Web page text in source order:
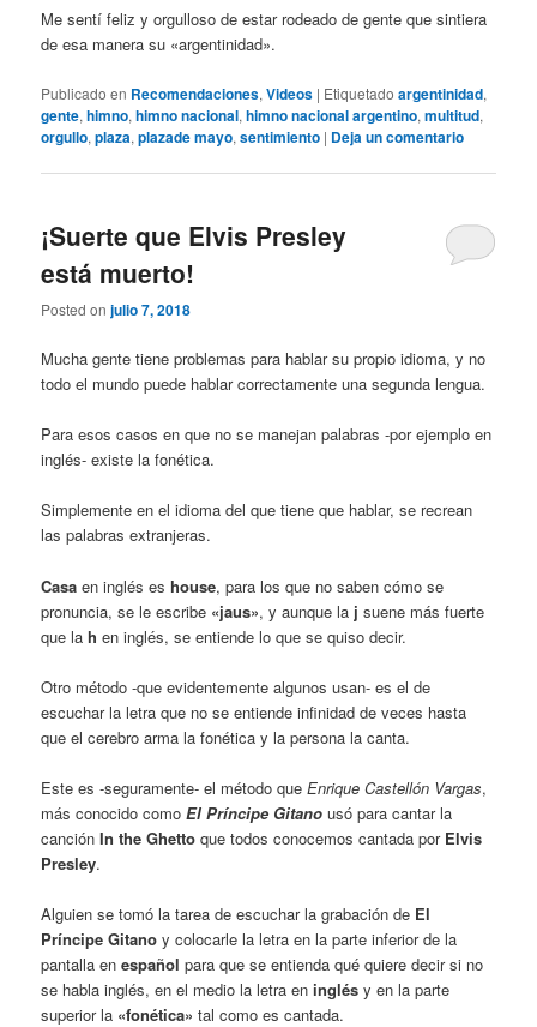
Me sentí feliz y orgulloso de estar rodeado de gente que sintiera
de esa manera su «argentinidad».
Publicado en Recomendaciones,Videos | Etiquetado argentinidad,
gente,himno,himno nacional,himno nacional argentino,multitud,
orgullo,plaza,plazade mayo,sentimiento | Deja un comentario
¡Suerte que Elvis Presley
está muerto!
Posted onjulio 7, 2018
Mucha gente tiene problemas para hablar su propio idioma, y no
todo el mundo puede hablar correctamente una segunda lengua.
Para esos casos en que no se manejan palabras -por ejemplo en
inglés- existe la fonética.
Simplemente en el idioma del que tiene que hablar, se recrean
las palabras extranjeras.
Casa en inglés eshouse, para los que no saben cómo se
pronuncia, se le escribe «jaus», y aunque la j suene más fuerte
que lah en inglés, se entiende lo que se quiso decir.
Otro método -que evidentemente algunos usan- es el de
escuchar la letra que no se entiende infinidad de veces hasta
que el cerebro arma la fonética y la persona la canta.
Este es -seguramente- el método queEnrique Castellón Vargas,
más conocido comoEl Príncipe Gitano usó para cantar la
canciónIn the Ghetto que todos conocemos cantada por Elvis
Presley.
Alguien se tomó la tarea de escuchar la grabación de El
Príncipe Gitano y colocarle la letra en la parte inferior de la
pantalla enespañol para que se entienda qué quiere decir si no
se habla inglés, en el medio la letra eninglés y en la parte
superior la «fonética» tal como es cantada.